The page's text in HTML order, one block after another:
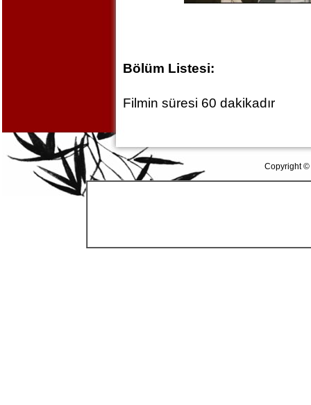
Bölüm Listesi:
Filmin süresi 60 dakikadır
Copyright ©